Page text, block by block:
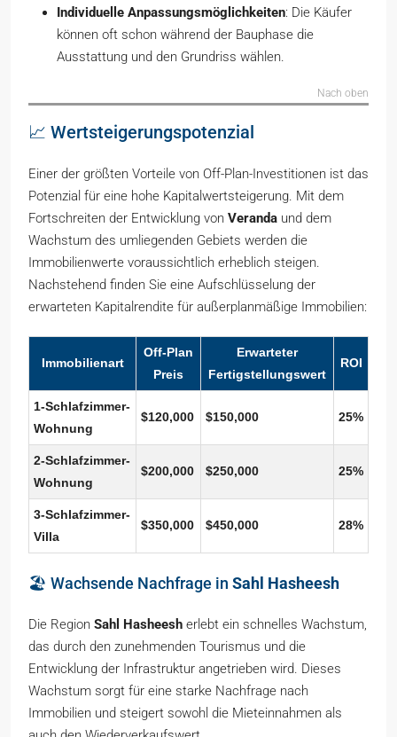
Individuelle Anpassungsmöglichkeiten: Die Käufer
können oft schon während der Bauphase die
Ausstattung und den Grundriss wählen.
Nach oben
📈 Wertsteigerungspotenzial
Einer der größten Vorteile von Off-Plan-Investitionen ist das
Potenzial für eine hohe Kapitalwertsteigerung. Mit dem
Fortschreiten der Entwicklung von Veranda und dem
Wachstum des umliegenden Gebiets werden die
Immobilienwerte voraussichtlich erheblich steigen.
Nachstehend finden Sie eine Aufschlüsselung der
erwarteten Kapitalrendite für außerplanmäßige Immobilien:
Immobilienart
Off-Plan
Preis
Erwarteter
Fertigstellungswert
ROI
1-Schlafzimmer-
Wohnung
$120,000 $150,000 25%
2-Schlafzimmer-
Wohnung
$200,000 $250,000 25%
3-Schlafzimmer-
Villa
$350,000 $450,000 28%
🏖️ Wachsende Nachfrage in Sahl Hasheesh
Die Region Sahl Hasheesh erlebt ein schnelles Wachstum,
das durch den zunehmenden Tourismus und die
Entwicklung der Infrastruktur angetrieben wird. Dieses
Wachstum sorgt für eine starke Nachfrage nach
Immobilien und steigert sowohl die Mieteinnahmen als